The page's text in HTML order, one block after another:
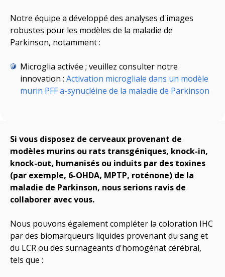
Notre équipe a développé des analyses d'images
robustes pour les modèles de la maladie de
Parkinson, notamment :
Microglia activée ; veuillez consulter notre
innovation : Activation microgliale dans un modèle
murin PFF a-synucléine de la maladie de Parkinson
Si vous disposez de cerveaux provenant de
modèles murins ou rats transgéniques, knock-in,
knock-out, humanisés ou induits par des toxines
(par exemple, 6-OHDA, MPTP, roténone) de la
maladie de Parkinson, nous serions ravis de
collaborer avec vous.
Nous pouvons également compléter la coloration IHC
par des biomarqueurs liquides provenant du sang et
du LCR ou des surnageants d'homogénat cérébral,
tels que :